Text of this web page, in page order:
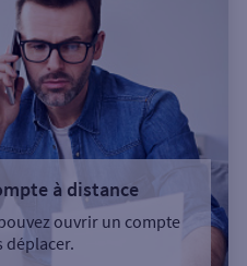
à distance
ouvrir un compte
déplacer.